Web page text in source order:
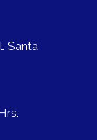
Santa